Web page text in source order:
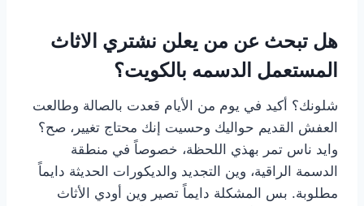
هل تبحث عن من يعلن نشتري الاثاث
المستعمل الدسمه بالكويت؟
شلونك؟ أكيد في يوم من الأيام قعدت بالصالة وطالعت
العفش القديم حواليك وحسيت إنك محتاج تغيير، صح؟
وايد ناس تمر بهذي اللحظة، خصوصاً في منطقة
الدسمة الراقية، وين التجديد والديكورات الحديثة دايماً
مطلوبة. بس المشكلة دايماً تصير وين أودي الأثاث